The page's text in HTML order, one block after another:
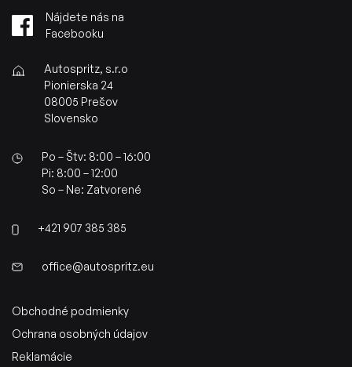
Nájdete nás na
Facebooku
Autospritz, s.r.o
Pionierska 24
08005 Prešov
Slovensko
Po – Štv: 8:00 – 16:00
Pi: 8:00 – 12:00
So – Ne: Zatvorené
+421 907 385 385
office@autospritz.eu
Obchodné podmienky
Ochrana osobných údajov
Reklamácie